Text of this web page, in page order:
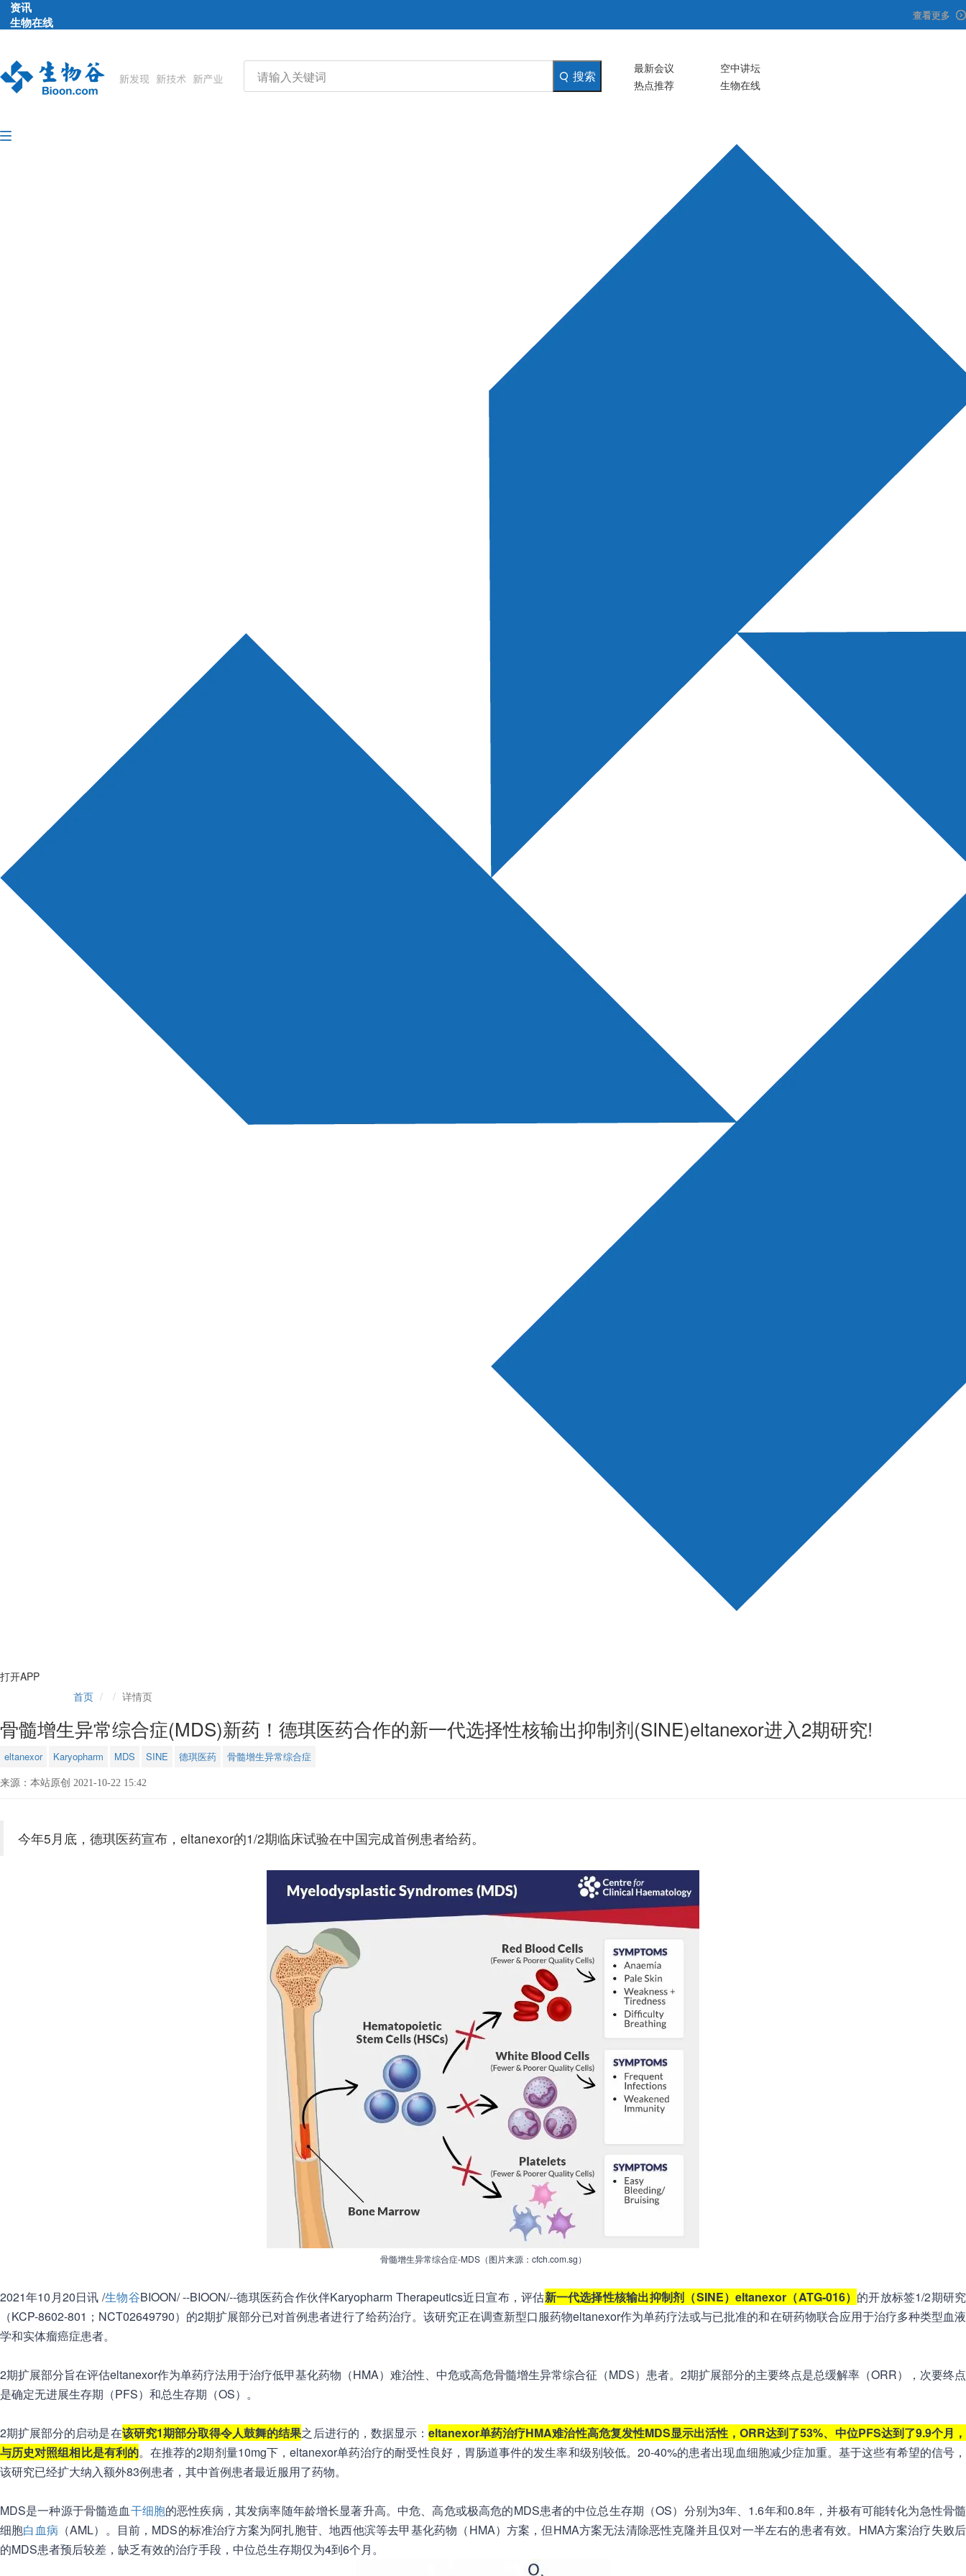
资讯
生物在线
搜索 最新会议
空中讲坛
热点推荐
生物在线
打开APP
首页
详情页
骨髓增生异常综合症(MDS)新药！德琪医药合作的新一代选择性核输出抑制剂(SINE)eltanexor进入2期研究!
eltanexor Karyopharm MDS SINE 德琪医药 骨髓增生异常综合症
来源：本站原创 2021-10-22 15:42
今年5月底，德琪医药宣布，eltanexor的1/2期临床试验在中国完成首例患者给药。
骨髓增生异常综合症-MDS（图片来源：cfch.com.sg）
2021年10月20日讯 /生物谷BIOON/ --BIOON/--德琪医药合作伙伴Karyopharm Therapeutics近日宣布，评估新一代选择性核输出抑制剂（SINE）eltanexor（ATG-016） 的开放标签1/2期研究
（KCP-8602-801；NCT02649790）的2期扩展部分已对首例患者进行了给药治疗。该研究正在调查新型口服药物eltanexor作为单药疗法或与已批准的和在研药物联合应用于治疗多种类型血液
学和实体瘤癌症患者。
2期扩展部分旨在评估eltanexor作为单药疗法用于治疗低甲基化药物（HMA）难治性、中危或高危骨髓增生异常综合征（MDS）患者。2期扩展部分的主要终点是总缓解率（ORR），次要终点
是确定无进展生存期（PFS）和总生存期（OS）。
2期扩展部分的启动是在该研究1期部分取得令人鼓舞的结果之后进行的，数据显示：eltanexor单药治疗HMA难治性高危复发性MDS显示出活性，ORR达到了53%、中位PFS达到了9.9个月，
与历史对照组相比是有利的。在推荐的2期剂量10mg下，eltanexor单药治疗的耐受性良好，胃肠道事件的发生率和级别较低。20-40%的患者出现血细胞减少症加重。基于这些有希望的信号，
该研究已经扩大纳入额外83例患者，其中首例患者最近服用了药物。
MDS是一种源于骨髓造血干细胞的恶性疾病，其发病率随年龄增长显著升高。中危、高危或极高危的MDS患者的中位总生存期（OS）分别为3年、1.6年和0.8年，并极有可能转化为急性骨髓
细胞白血病 （AML）。目前，MDS的标准治疗方案为阿扎胞苷、地西他滨等去甲基化药物（HMA）方案，但HMA方案无法清除恶性克隆并且仅对一半左右的患者有效。HMA方案治疗失败后
的MDS患者预后较差，缺乏有效的治疗手段，中位总生存期仅为4到6个月。
查看更多
查看更多
查看更多